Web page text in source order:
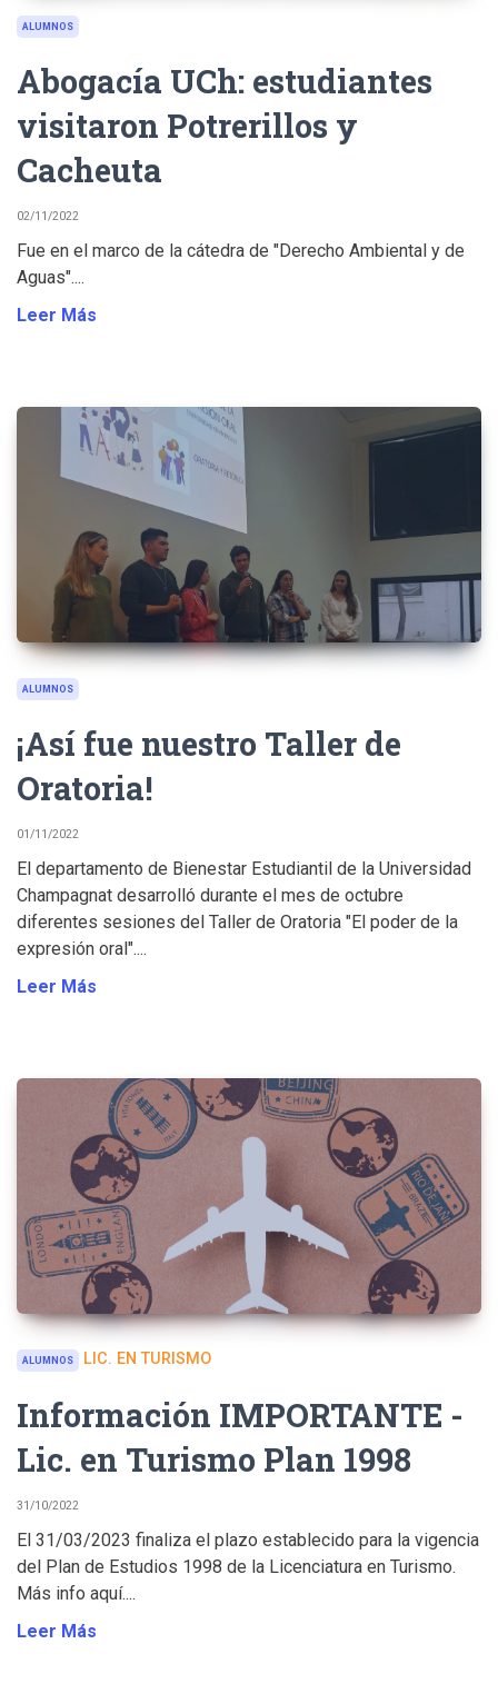
ALUMNOS
Abogacía UCh: estudiantes
visitaron Potrerillos y
Cacheuta
02/11/2022
Fue en el marco de la cátedra de "Derecho Ambiental y de
Aguas"....
Leer Más
ALUMNOS
¡Así fue nuestro Taller de
Oratoria!
01/11/2022
El departamento de Bienestar Estudiantil de la Universidad
Champagnat desarrolló durante el mes de octubre
diferentes sesiones del Taller de Oratoria "El poder de la
expresión oral"....
Leer Más
ALUMNOS LIC. EN TURISMO
Información IMPORTANTE -
Lic. en Turismo Plan 1998
31/10/2022
El 31/03/2023 finaliza el plazo establecido para la vigencia
del Plan de Estudios 1998 de la Licenciatura en Turismo.
Más info aquí....
Leer Más